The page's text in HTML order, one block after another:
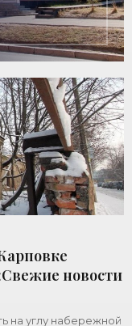
новости
на углу набережной